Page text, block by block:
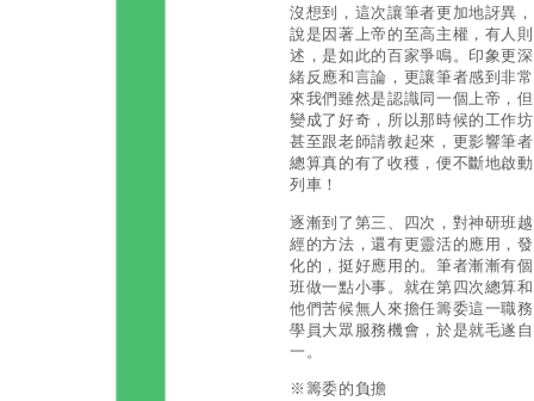
沒想到，這次讓筆者更加地訝異
說是因著上帝的至高主權，有人
述，是如此的百家爭鳴。印象更
緒反應和言論，更讓筆者感到非
來我們雖然是認識同一個上帝，
變成了好奇，所以那時候的工作
甚至跟老師請教起來，更影響筆
總算真的有了收穫，便不斷地啟
列車！
逐漸到了第三、四次，對神研班
經的方法，還有更靈活的應用，
化的，挺好應用的。筆者漸漸有
班做一點小事。就在第四次總算
他們苦候無人來擔任籌委這一職
學員大眾服務機會，於是就毛遂
一。
※籌委的負擔